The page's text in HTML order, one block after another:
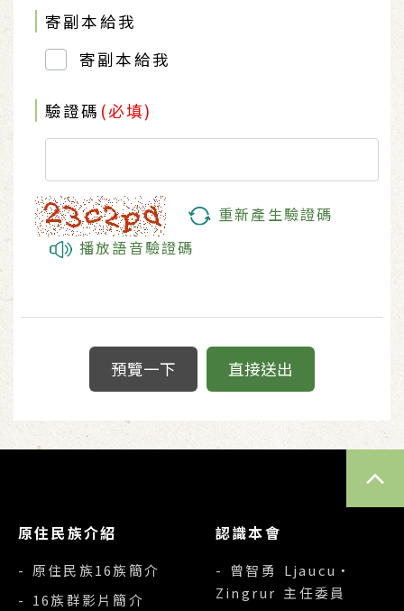
寄副本給我
寄副本給我
驗證碼 (必填)
重新產生驗證碼
播放語音驗證碼
預覽一下 直接送出
原住民族介紹
- 原住民族16族簡介
- 16族群影片簡介
認識本會
- 曾智勇 Ljaucu‧
Zingrur 主任委員